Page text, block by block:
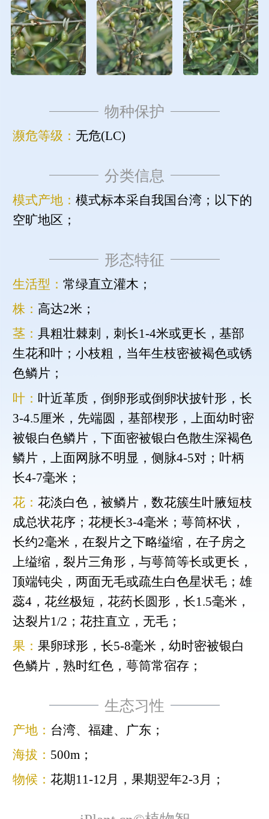
物种保护
濒危等级： 无危(LC)
分类信息
模式产地： 模式标本采自我国台湾；以下的
空旷地区；
形态特征
生活型： 常绿直立灌木；
株： 高达2米；
茎： 具粗壮棘刺，刺长1-4米或更长，基部
生花和叶；小枝粗，当年生枝密被褐色或锈
色鳞片；
叶： 叶近革质，倒卵形或倒卵状披针形，长
3-4.5厘米，先端圆，基部楔形，上面幼时密
被银白色鳞片，下面密被银白色散生深褐色
鳞片，上面网脉不明显，侧脉4-5对；叶柄
长4-7毫米；
花： 花淡白色，被鳞片，数花簇生叶腋短枝
成总状花序；花梗长3-4毫米；萼筒杯状，
长约2毫米，在裂片之下略缢缩，在子房之
上缢缩，裂片三角形，与萼筒等长或更长，
顶端钝尖，两面无毛或疏生白色星状毛；雄
蕊4，花丝极短，花药长圆形，长1.5毫米，
达裂片1/2；花拄直立，无毛；
果： 果卵球形，长5-8毫米，幼时密被银白
色鳞片，熟时红色，萼筒常宿存；
生态习性
产地： 台湾、福建、广东；
海拔： 500m；
物候： 花期11-12月，果期翌年2-3月；